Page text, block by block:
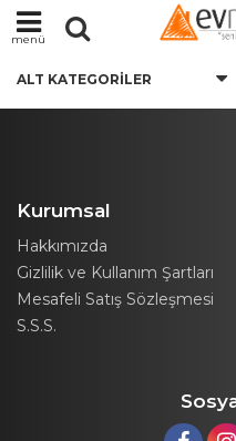
menü
ALT KATEGORILER
Kurumsal
Hakkımızda
Gizlilik ve Kullanım Şartları
Mesafeli Satış Sözleşmesi
S.S.S.